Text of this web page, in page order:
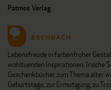
Patmos Verlag
Lebensfreude in farbenfroher
wohltuenden Inspirationen. Irische
Geschenkbücher zum Thema älter
Geburtstage, zur Ermutigung, zu